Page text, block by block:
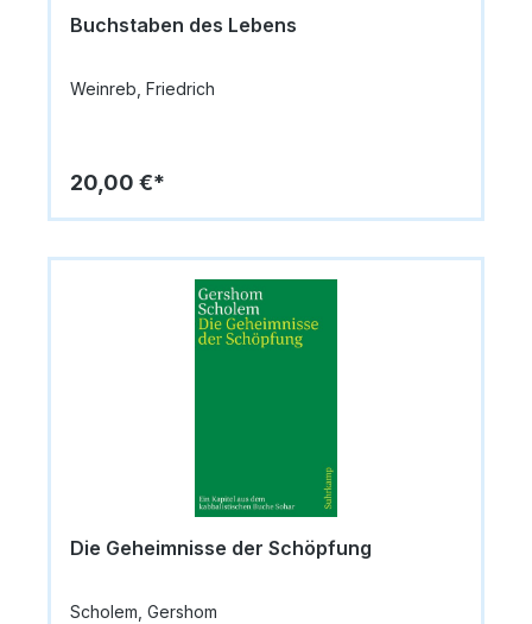
Buchstaben des Lebens
Weinreb, Friedrich
20,00 €*
Die Geheimnisse der Schöpfung
Scholem, Gershom